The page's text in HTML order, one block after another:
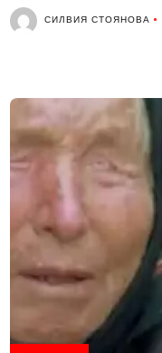
СИЛВИЯ СТОЯНОВА